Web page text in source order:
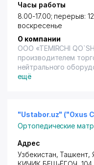
Часы работы
8.00-17.00; перерыв:
воскресенье
О компании
ООО «TEMIRCHI
производителем
нейтрального
предприятий
вентоотсосы типа
стеллажи для посуды
кондитерское
для овощей, тележки
сбора посуды. Шкафы
раздевальные, для
ещё
"Ustabor.uz" ("Oxus
Ортопедические
Адрес
Узбекистан,Ташкент,